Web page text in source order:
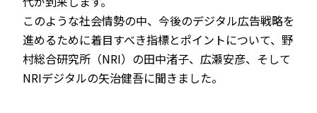
このような社会情勢の中、今後のデジタル広告戦略を
進めるために着目すべき指標とポイントについて、野
村総合研究所（NRI）の田中渚子、広瀬安彦、そして
NRIデジタルの矢治健吾に聞きました。